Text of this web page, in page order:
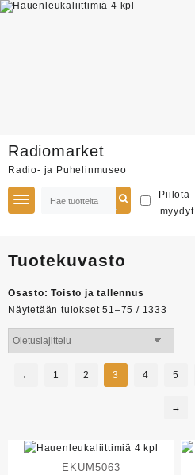
content
Radiomarket
Radio- ja Puhelinmuseo
Piilota
myydyt
Tuotekuvasto
Osasto:Toisto ja tallennus
Näytetään tulokset 51–75 / 1333
← 1 2 3 4 5
→
EKUM5063